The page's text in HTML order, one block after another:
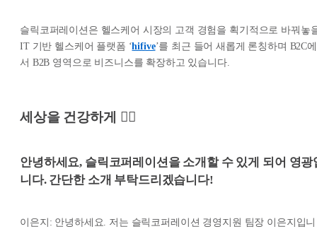
슬릭코퍼레이션은 헬스케어 시장의 고객 경험을 획기적으로 바꿔놓
IT 기반 헬스케어 플랫폼 ‘hifive’를 최근 들어 새롭게 론칭하며 B2C에
서 B2B 영역으로 비즈니스를 확장하고 있습니다.
세상을 건강하게 🏋️‍♀️
안녕하세요, 슬릭코퍼레이션을 소개할 수 있게 되어 영광
니다. 간단한 소개 부탁드리겠습니다!
이은지: 안녕하세요. 저는 슬릭코퍼레이션 경영지원 팀장 이은지입니